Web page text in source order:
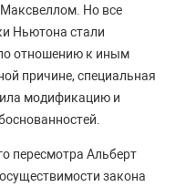
Но все
Ньютона стали
отношению к иным
причине, специальная
модификацию и
пересмотра Альберт
закона